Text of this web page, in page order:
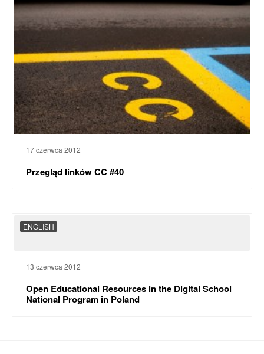
17 czerwca 2012
Przegląd linków CC #40
ENGLISH
13 czerwca 2012
Open Educational Resources in the Digital School
National Program in Poland